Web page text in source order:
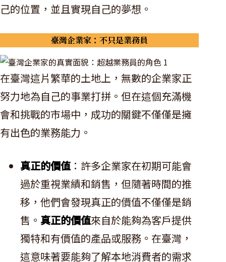
己的位置，並且實現自己的夢想。
臺灣企業家：不只是業務員
在臺灣這片繁華的土地上，無數的企業家正
努力地為自己的事業打拼。但在這個充滿機
會和挑戰的市場中，成功的關鍵不僅僅是擁
有出色的業務能力。
真正的價值 ：許多企業家在初期可能會
過於重視業績和銷售，但隨著時間的推
移，他們會發現真正的價值不僅僅是銷
售。 真正的價值來自於能夠為客戶提供
獨特和有價值的產品或服務。在臺灣，
這意味著要能夠了解本地消費者的需求